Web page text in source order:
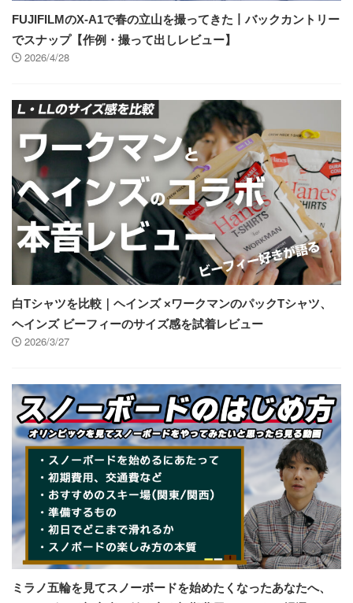
FUJIFILMのX-A1で春の立山を撮ってきた丨バックカントリー
でスナップ【作例・撮って出しレビュー】
2026/4/28
白Tシャツを比較｜ヘインズ ×ワークマンのパックTシャツ、
ヘインズ ビーフィーのサイズ感を試着レビュー
2026/3/27
ミラノ五輪を見てスノーボードを始めたくなったあなたへ、